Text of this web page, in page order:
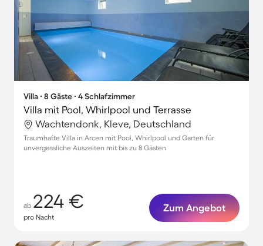
Villa ∙ 8 Gäste ∙ 4 Schlafzimmer
Villa mit Pool, Whirlpool und Terrasse
Wachtendonk, Kleve, Deutschland
Traumhafte Villa in Arcen mit Pool, Whirlpool und Garten für
unvergessliche Auszeiten mit bis zu 8 Gästen
ab 224 €
pro Nacht
Zum Angebot